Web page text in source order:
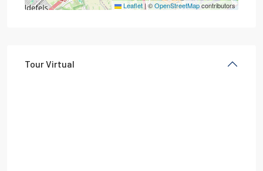
Leaflet |©OpenStreetMapcontributors
Tour Virtual